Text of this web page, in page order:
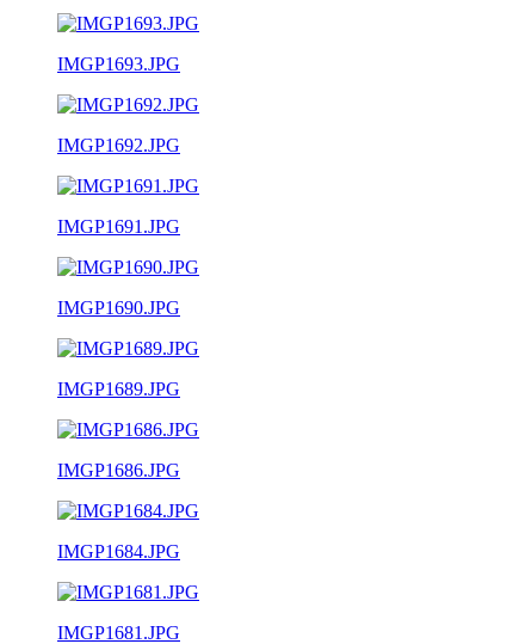
IMGP1693.JPG
IMGP1692.JPG
IMGP1691.JPG
IMGP1690.JPG
IMGP1689.JPG
IMGP1686.JPG
IMGP1684.JPG
IMGP1681.JPG